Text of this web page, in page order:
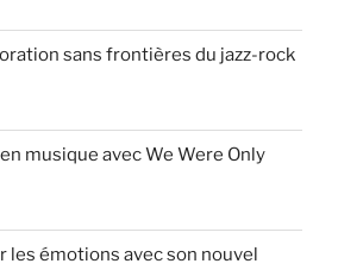
sans frontières du jazz-rock
musique avec We Were Only
les émotions avec son nouvel